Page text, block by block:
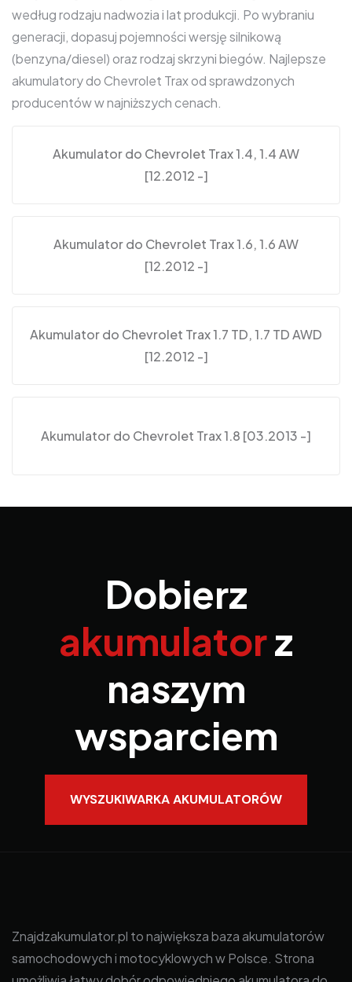
według rodzaju nadwozia i lat produkcji. Po wybraniu
generacji, dopasuj pojemności wersję silnikową
(benzyna/diesel) oraz rodzaj skrzyni biegów. Najlepsze
akumulatory do Chevrolet Trax od sprawdzonych
producentów w najniższych cenach.
Akumulator do Chevrolet Trax 1.4, 1.4 AW
[12.2012 -]
Akumulator do Chevrolet Trax 1.6, 1.6 AW
[12.2012 -]
Akumulator do Chevrolet Trax 1.7 TD, 1.7 TD AWD
[12.2012 -]
Akumulator do Chevrolet Trax 1.8 [03.2013 -]
Dobierz
akumulatorz
naszym
wsparciem
WYSZUKIWARKA AKUMULATORÓW
Znajdzakumulator.pl to największa baza akumulatorów
samochodowych i motocyklowych w Polsce. Strona